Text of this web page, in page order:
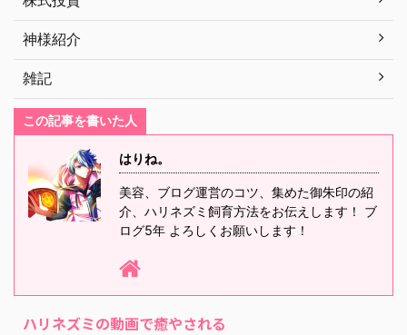
神様紹介
雑記
この記事を書いた人
はりね。
美容、ブログ運営のコツ、集めた御朱印の紹
介、ハリネズミ飼育方法をお伝えします！ ブ
ログ5年 よろしくお願いします！
ハリネズミの動画で癒やされる